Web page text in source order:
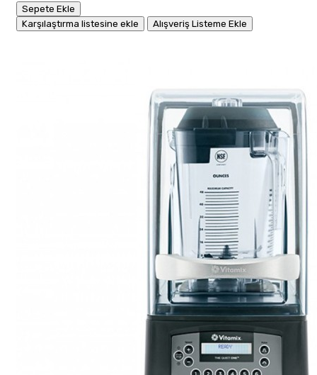
Sepete Ekle
Karşılaştırma listesine ekle
Alışveriş Listeme Ekle